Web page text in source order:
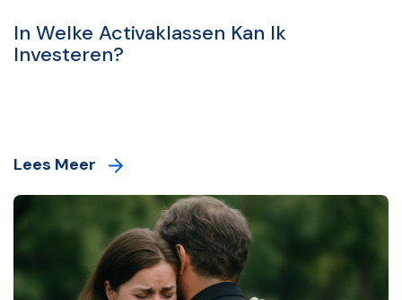
In Welke Activaklassen Kan Ik
Investeren?
Lees Meer